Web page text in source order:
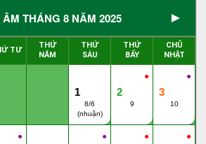
ÂM THÁNG 8 NĂM 2025 ►
TƯ
THỨ
NĂM
THỨ
SÁU
THỨ
BẨY
CHỦ
NHẬT
1
8/6
(nhuận)
●
2
9
●
3
10
● ● ● ●